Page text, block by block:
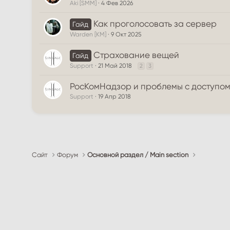
Aki [SMM] 4 Фев 2026
Гайд Как проголосовать за сервер
Warden [KM] 9 Окт 2025
Гайд Страхование вещей
Support 21 Май 2018 2 3
РосКомНадзор и проблемы с доступом
Support 19 Апр 2018
Сайт Форум Основной раздел / Main section